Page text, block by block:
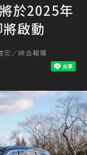
於2025年
啟動
宏／綜合報導